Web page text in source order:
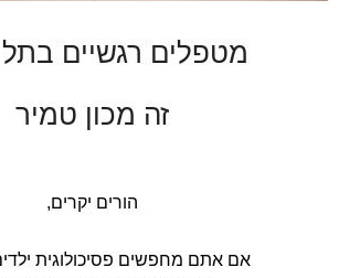
מטפלים רגשיים
זה מכון טמיר
הורים יקרים,
אם אתם מחפשים פסיכולוגית